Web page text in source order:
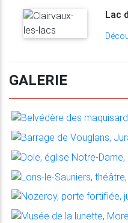
Lac
GALERIE